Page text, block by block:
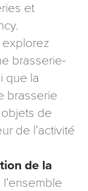
et
explorez
brasserie-
que la
brasserie
de
de l’activité
de la